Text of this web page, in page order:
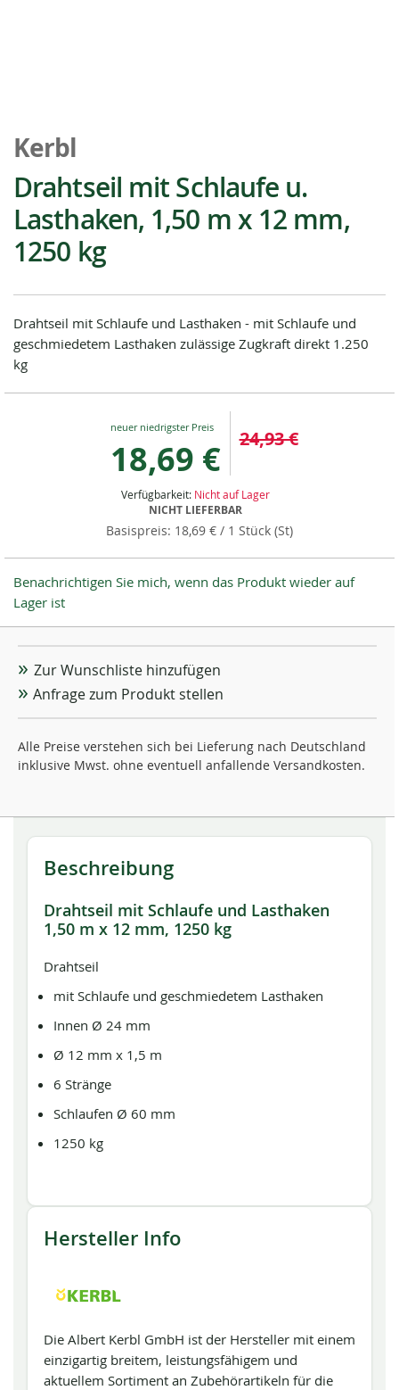
Anfang
der
Bildgalerie
springen
Kerbl
Drahtseil mit Schlaufe u.
Lasthaken, 1,50 m x 12 mm,
1250 kg
Drahtseil mit Schlaufe und Lasthaken - mit Schlaufe und
geschmiedetem Lasthaken zulässige Zugkraft direkt 1.250
kg
Special
18,69 € 24,93 €
18,69 € / 1 Stück (St)
Verfügbarkeit: Nicht auf Lager
NICHT LIEFERBAR
Benachrichtigen Sie mich, wenn das Produkt wieder auf
Lager ist
Zur Wunschliste hinzufügen
Anfrage zum Produkt stellen
Alle Preise verstehen sich bei Lieferung nach Deutschland
inklusive Mwst. ohne eventuell anfallende Versandkosten.
Beschreibung
Drahtseil mit Schlaufe und Lasthaken
1,50 m x 12 mm, 1250 kg
Drahtseil
mit Schlaufe und geschmiedetem Lasthaken
Innen Ø 24 mm
Ø 12 mm x 1,5 m
6 Stränge
Schlaufen Ø 60 mm
1250 kg
Hersteller Info
Die Albert Kerbl GmbH ist der Hersteller mit einem
einzigartig breitem, leistungsfähigem und
aktuellem Sortiment an Zubehörartikeln für die